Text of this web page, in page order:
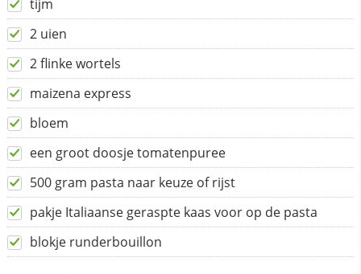
tijm
2 uien
2 flinke wortels
maizena express
bloem
een groot doosje tomatenpuree
500 gram pasta naar keuze of rijst
pakje Italiaanse geraspte kaas voor op de pasta
blokje runderbouillon